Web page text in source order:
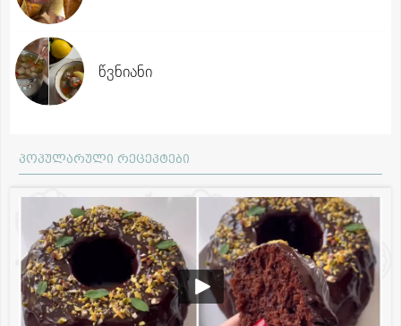
წვნიანი
პოპულარული რეცეპტები